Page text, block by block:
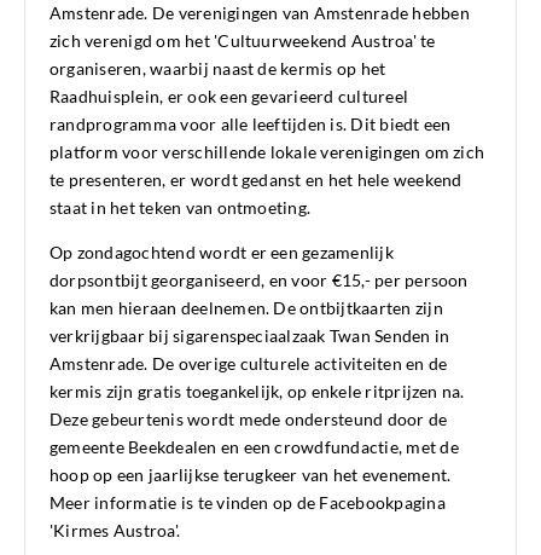
Amstenrade. De verenigingen van Amstenrade hebben
zich verenigd om het 'Cultuurweekend Austroa' te
organiseren, waarbij naast de kermis op het
Raadhuisplein, er ook een gevarieerd cultureel
randprogramma voor alle leeftijden is. Dit biedt een
platform voor verschillende lokale verenigingen om zich
te presenteren, er wordt gedanst en het hele weekend
staat in het teken van ontmoeting.
Op zondagochtend wordt er een gezamenlijk
dorpsontbijt georganiseerd, en voor €15,- per persoon
kan men hieraan deelnemen. De ontbijtkaarten zijn
verkrijgbaar bij sigarenspeciaalzaak Twan Senden in
Amstenrade. De overige culturele activiteiten en de
kermis zijn gratis toegankelijk, op enkele ritprijzen na.
Deze gebeurtenis wordt mede ondersteund door de
gemeente Beekdealen en een crowdfundactie, met de
hoop op een jaarlijkse terugkeer van het evenement.
Meer informatie is te vinden op de Facebookpagina
'Kirmes Austroa'.